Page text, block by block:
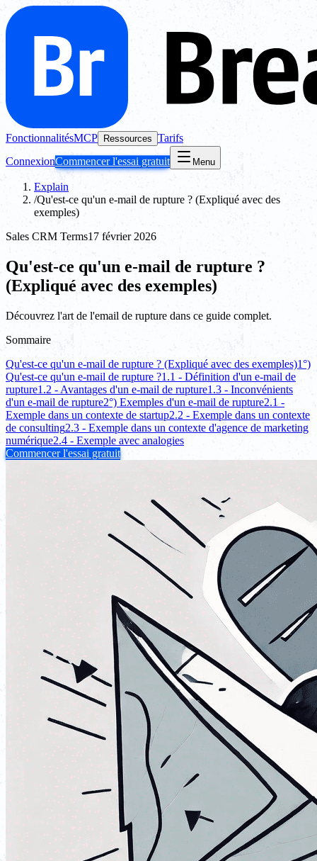
FonctionnalitésMCP Ressources Tarifs
ConnexionCommencer l'essai gratuit Menu
Explain
/Qu'est-ce qu'un e-mail de rupture ? (Expliqué avec des
exemples)
Sales CRM Terms17 février 2026
Qu'est-ce qu'un e-mail de rupture ?
(Expliqué avec des exemples)
Découvrez l'art de l'email de rupture dans ce guide complet.
Sommaire
Qu'est-ce qu'un e-mail de rupture ? (Expliqué avec des exemples)1°)
Qu'est-ce qu'un e-mail de rupture ?1.1 - Définition d'un e-mail de
rupture1.2 - Avantages d'un e-mail de rupture1.3 - Inconvénients
d'un e-mail de rupture2°) Exemples d'un e-mail de rupture2.1 -
Exemple dans un contexte de startup2.2 - Exemple dans un contexte
de consulting2.3 - Exemple dans un contexte d'agence de marketing
numérique2.4 - Exemple avec analogies
Commencer l'essai gratuit